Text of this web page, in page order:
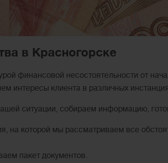
в Красногорске
финансовой несостоятельности от
интересы клиента в различных
ситуации, собираем информацию,
на которой мы рассматриваем все
пакет документов.